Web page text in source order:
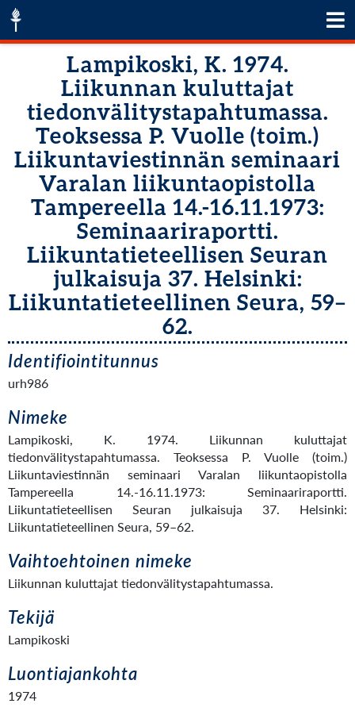
Lampikoski, K. 1974.
Liikunnan kuluttajat
tiedonvälitystapahtumassa.
Teoksessa P. Vuolle (toim.)
Liikuntaviestinnän seminaari
Varalan liikuntaopistolla
Tampereella 14.-16.11.1973:
Seminaariraportti.
Liikuntatieteellisen Seuran
julkaisuja 37. Helsinki:
Liikuntatieteellinen Seura, 59–
62.
Identifiointitunnus
urh986
Nimeke
Lampikoski, K. 1974. Liikunnan kuluttajat
tiedonvälitystapahtumassa. Teoksessa P. Vuolle (toim.)
Liikuntaviestinnän seminaari Varalan liikuntaopistolla
Tampereella 14.-16.11.1973: Seminaariraportti.
Liikuntatieteellisen Seuran julkaisuja 37. Helsinki:
Liikuntatieteellinen Seura, 59–62.
Vaihtoehtoinen nimeke
Liikunnan kuluttajat tiedonvälitystapahtumassa.
Tekijä
Lampikoski
Luontiajankohta
1974